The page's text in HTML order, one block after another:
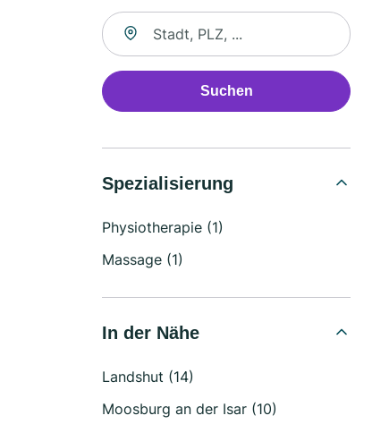
Suche nach Ort
Suchen
Spezialisierung
Physiotherapie (1)
Massage (1)
In der Nähe
Landshut (14)
Moosburg an der Isar (10)